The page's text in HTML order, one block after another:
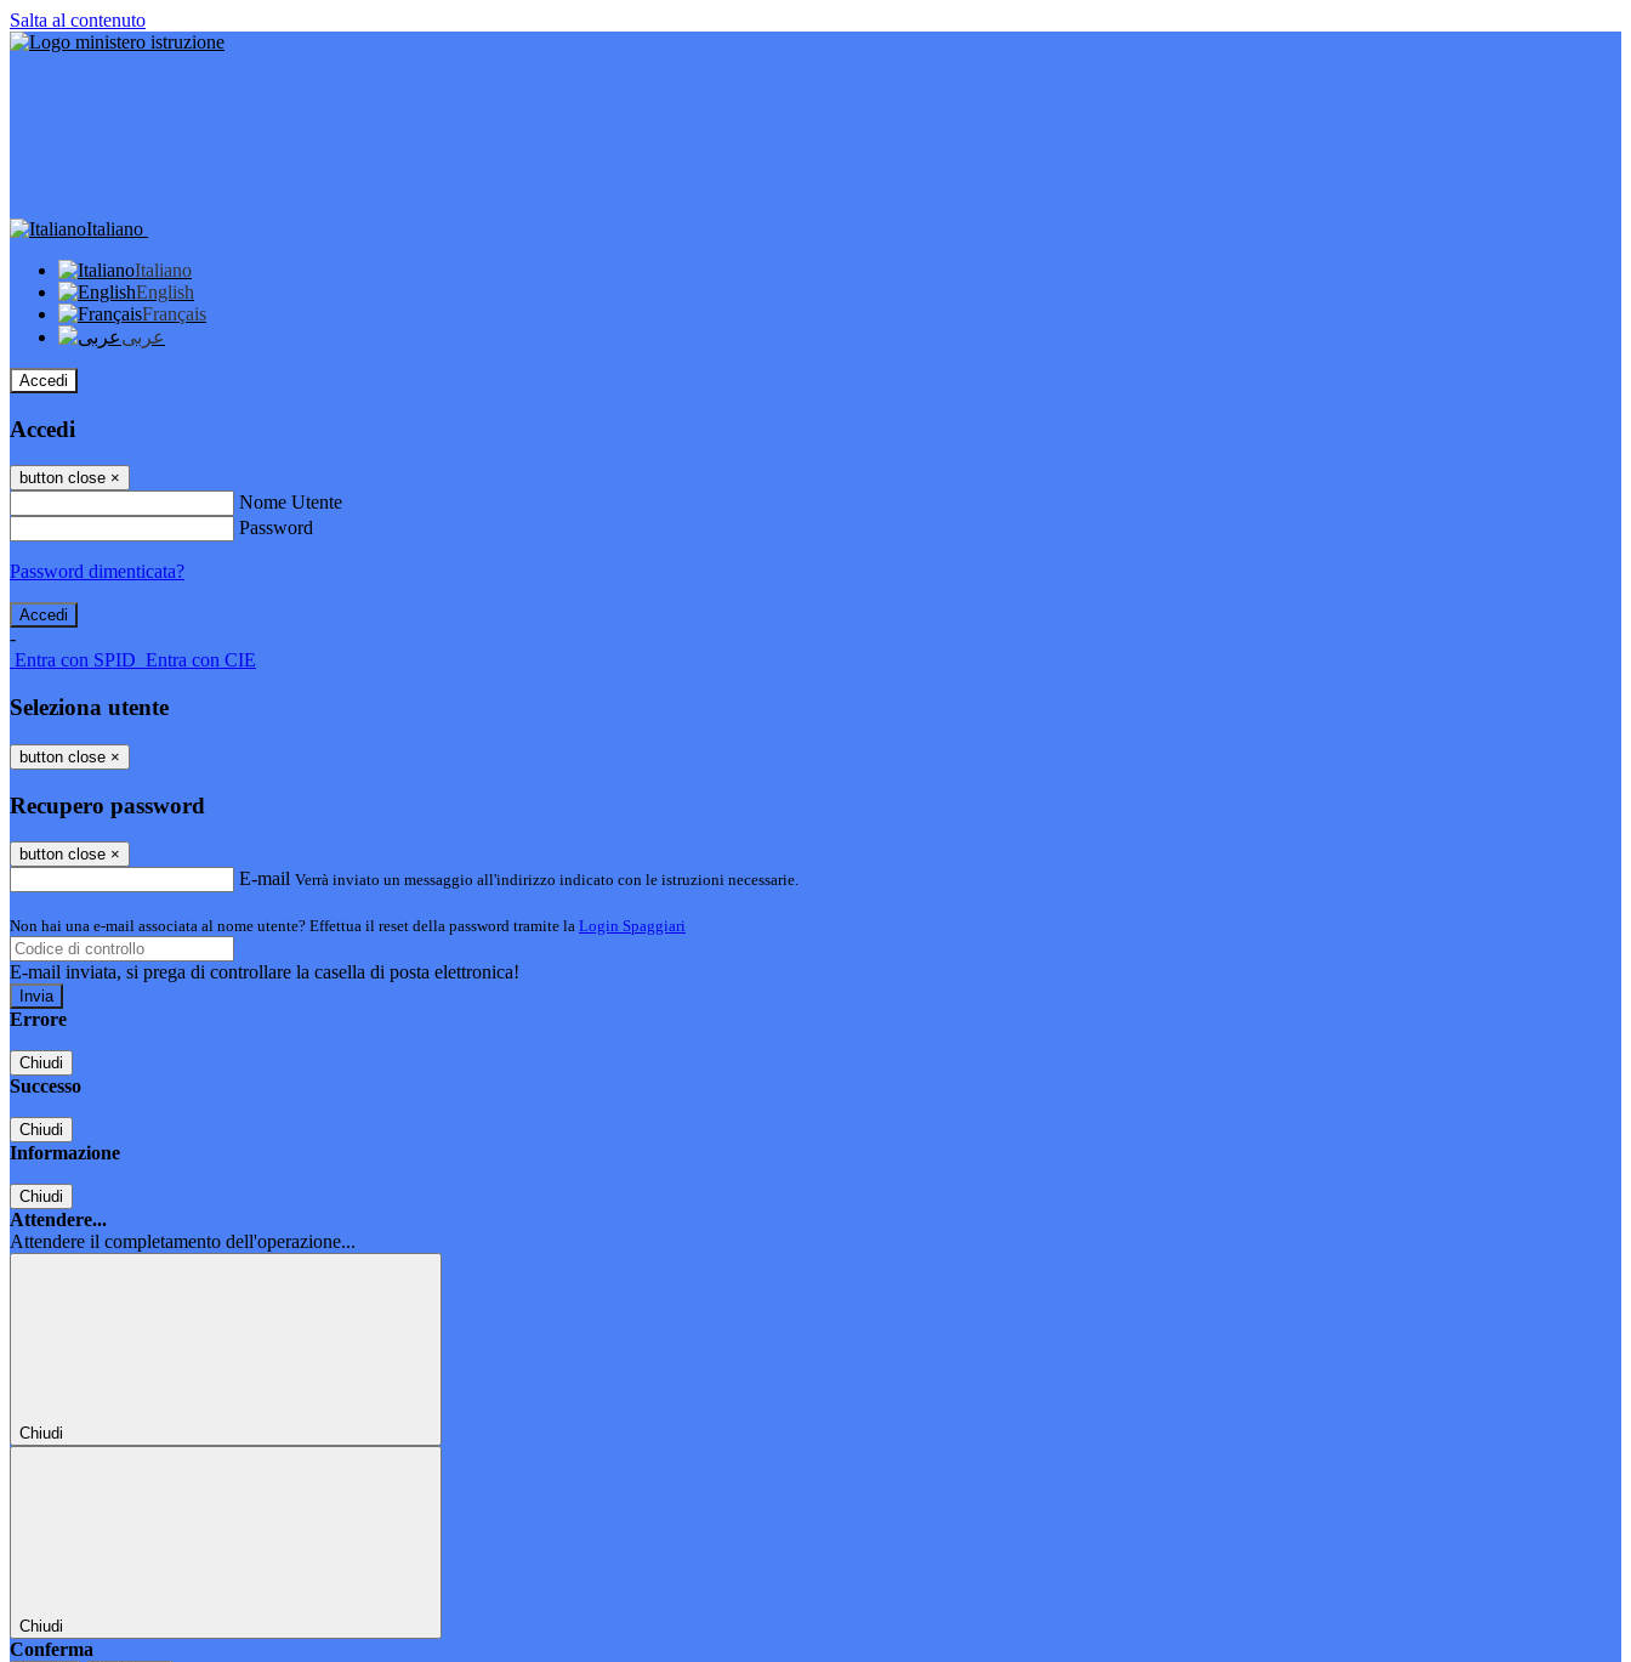
Salta al contenuto
Italiano
Italiano
English
Français
عربى
Accedi
Accedi
button close ×
Nome Utente
Password
Password dimenticata?
-
Entra con SPID Entra con CIE
Seleziona utente
button close ×
Recupero password
button close ×
E-mail Verrà inviato un messaggio all'indirizzo indicato con le istruzioni necessarie.
Non hai una e-mail associata al nome utente? Effettua il reset della password tramite la Login Spaggiari
E-mail inviata, si prega di controllare la casella di posta elettronica!
Errore
Chiudi
Successo
Chiudi
Informazione
Chiudi
Attendere...
Attendere il completamento dell'operazione...
Chiudi
Chiudi
Conferma